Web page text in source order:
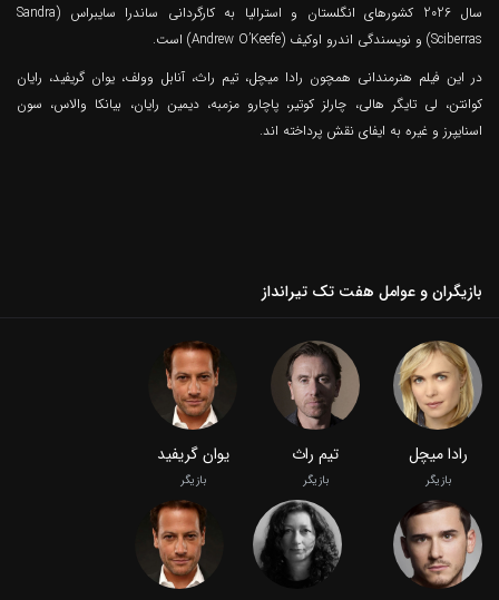
سال 2026 کشورهای انگلستان و استرالیا به کارگردانی ساندرا سایبراس (Sandra
Sciberras) و نویسندگی اندرو اوکیف (Andrew O’Keefe) است.
در این فیلم هنرمندانی همچون رادا میچل، تیم راث، آنابل وولف، یوان گریفید، رایان
کوانتن، لی تایگر هالی، چارلز کوتیر، پاچارو مزمبه، دیمین رایان، بیانکا والاس، سون
اسنایپرز و غیره به ایفای نقش پرداخته اند.
بازیگران و عوامل هفت تک تیرانداز
رادا میچل
بازیگر
تیم راث
بازیگر
یوان گریفید
بازیگر